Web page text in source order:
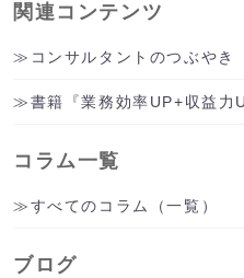
関連コンテンツ
コンサルタントのつぶやき
書籍『業務効率UP+収益力
コラム一覧
すべてのコラム（一覧）
ブログ